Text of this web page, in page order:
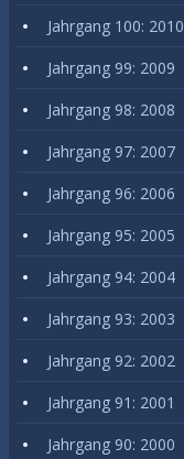
Jahrgang 100: 2010
Jahrgang 99: 2009
Jahrgang 98: 2008
Jahrgang 97: 2007
Jahrgang 96: 2006
Jahrgang 95: 2005
Jahrgang 94: 2004
Jahrgang 93: 2003
Jahrgang 92: 2002
Jahrgang 91: 2001
Jahrgang 90: 2000